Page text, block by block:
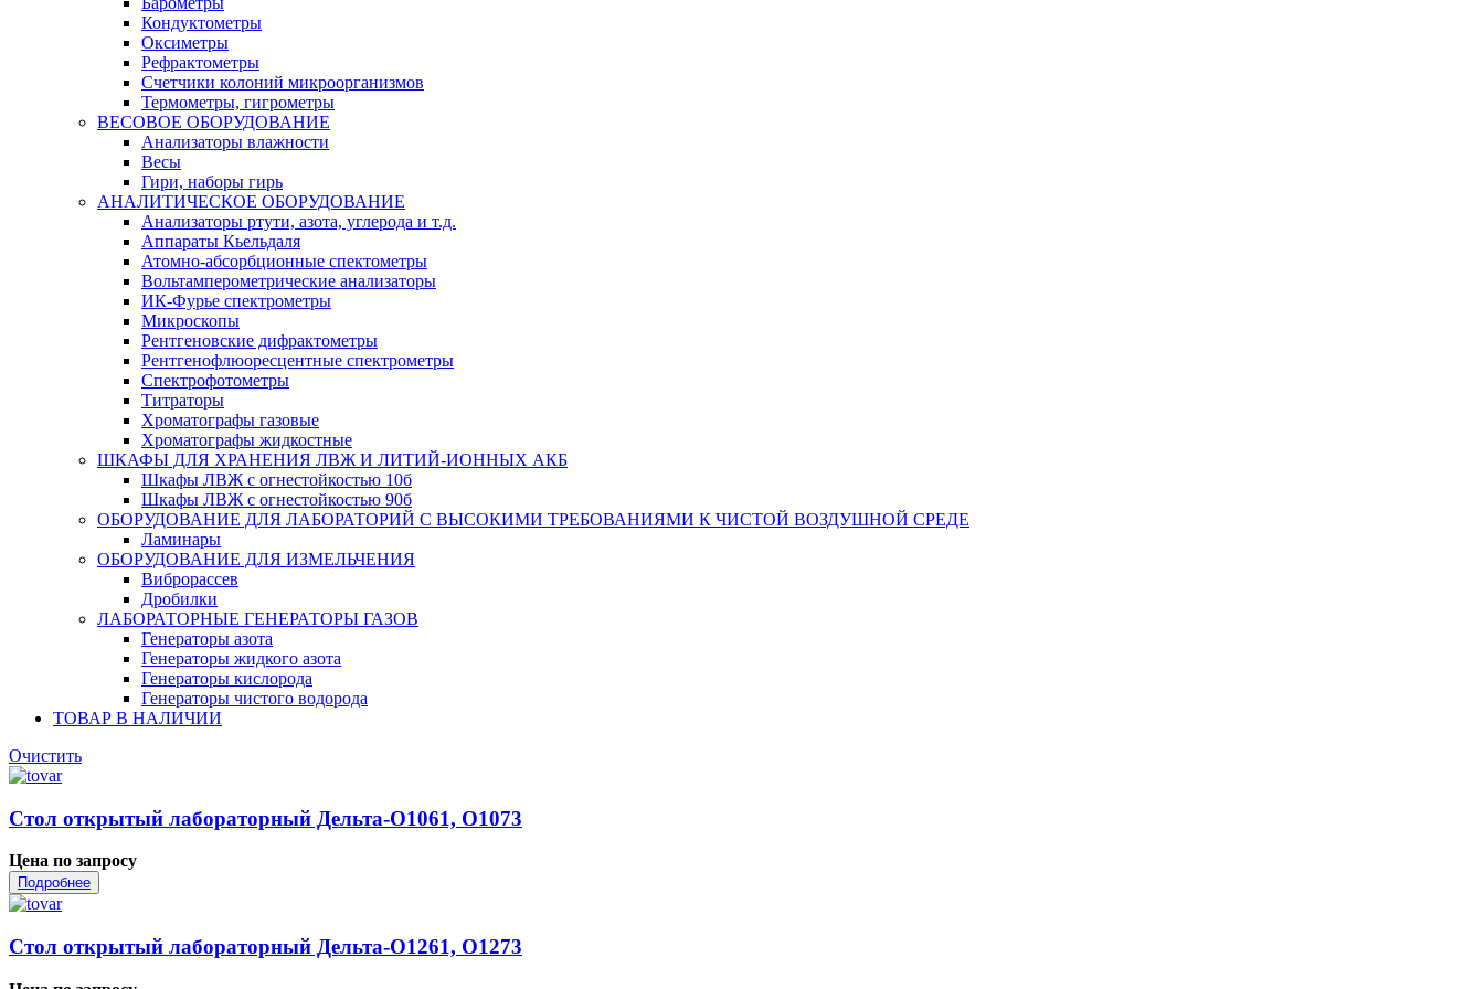
Кондуктометры
Оксиметры
Рефрактометры
Счетчики колоний микроорганизмов
Термометры, гигрометры
ВЕСОВОЕ ОБОРУДОВАНИЕ
Анализаторы влажности
Весы
Гири, наборы гирь
АНАЛИТИЧЕСКОЕ ОБОРУДОВАНИЕ
Анализаторы ртути, азота, углерода и т.д.
Аппараты Кьельдаля
Атомно-абсорбционные спектометры
Вольтамперометрические анализаторы
ИК-Фурье спектрометры
Микроскопы
Рентгеновские дифрактометры
Рентгенофлюоресцентные спектрометры
Спектрофотометры
Титраторы
Хроматографы газовые
Хроматографы жидкостные
ШКАФЫ ДЛЯ ХРАНЕНИЯ ЛВЖ И ЛИТИЙ-ИОННЫХ АКБ
Шкафы ЛВЖ с огнестойкостью 10б
Шкафы ЛВЖ с огнестойкостью 90б
ОБОРУДОВАНИЕ ДЛЯ ЛАБОРАТОРИЙ С ВЫСОКИМИ ТРЕБОВАНИЯМИ К ЧИСТОЙ ВОЗДУШНОЙ СРЕДЕ
Ламинары
ОБОРУДОВАНИЕ ДЛЯ ИЗМЕЛЬЧЕНИЯ
Виброрассев
Дробилки
ЛАБОРАТОРНЫЕ ГЕНЕРАТОРЫ ГАЗОВ
Генераторы азота
Генераторы жидкого азота
Генераторы кислорода
Генераторы чистого водорода
ТОВАР В НАЛИЧИИ
Очистить
Стол открытый лабораторный Дельта-О1061, О1073
Цена по запросу
Подробнее
Стол открытый лабораторный Дельта-О1261, О1273